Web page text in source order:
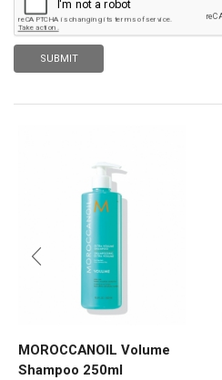
MOROCCANOIL Volume
Shampoo 250ml